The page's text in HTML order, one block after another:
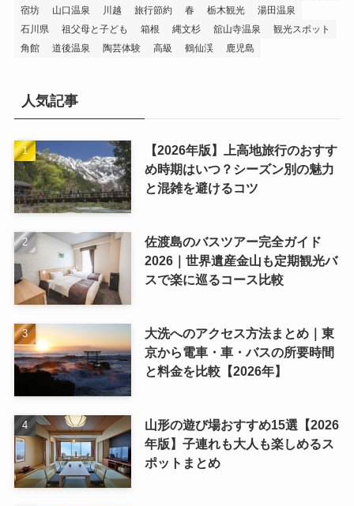
宿坊
山口温泉 川越 旅行節約 春 栃木観光
湯田温泉
石川県
祖父母と子ども 箱根 縄文杉 舘山寺温泉
観光スポット
角館
道後温泉 陶芸体験 高級 鶴仙渓 鹿児島
人気記事
【2026年版】上高地旅行のおすす
め時期はいつ？シーズン別の魅力
と混雑を避けるコツ
佐渡島のバスツアー完全ガイド
2026｜世界遺産金山も定期観光バ
スで楽に巡るコース比較
大洗へのアクセス方法まとめ｜東
京から電車・車・バスの所要時間
と料金を比較【2026年】
山形の遊び場おすすめ15選【2026
年版】子連れも大人も楽しめるス
ポットまとめ